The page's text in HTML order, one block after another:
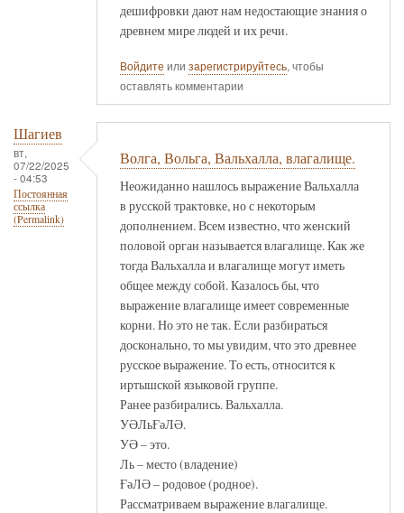
дешифровки дают нам недостающие знания о
древнем мире людей и их речи.
Войдите или зарегистрируйтесь, чтобы
оставлять комментарии
Шагиев
вт,
07/22/2025
- 04:53
Постоянная
ссылка
(Permalink)
Волга, Вольга, Вальхалла, влагалище.
Неожиданно нашлось выражение Вальхалла
в русской трактовке, но с некоторым
дополнением. Всем известно, что женский
половой орган называется влагалище. Как же
тогда Вальхалла и влагалище могут иметь
общее между собой. Казалось бы, что
выражение влагалище имеет современные
корни. Но это не так. Если разбираться
досконально, то мы увидим, что это древнее
русское выражение. То есть, относится к
иртышской языковой группе.
Ранее разбирались. Вальхалла.
УӘЛьҒәЛӘ.
УӘ – это.
Ль – место (владение)
ҒәЛӘ – родовое (родное).
Рассматриваем выражение влагалище.